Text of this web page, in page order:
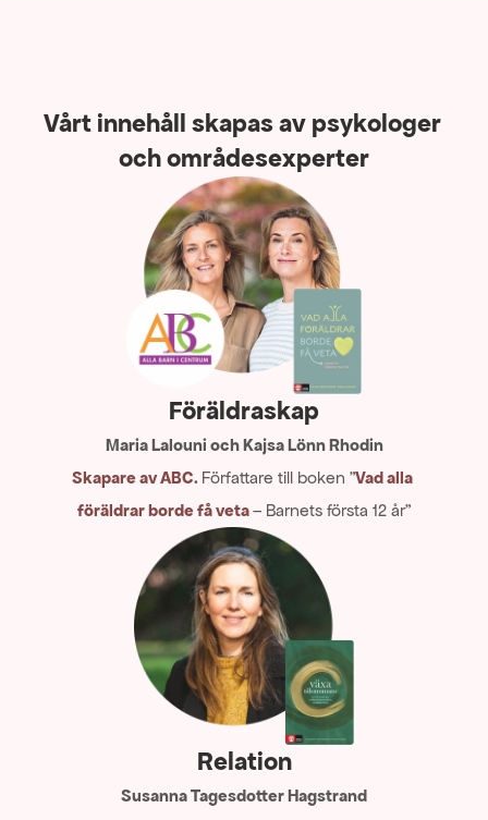
Vårt innehåll skapas av psykologer
och områdesexperter
Föräldraskap
Maria Lalouni och Kajsa Lönn Rhodin
Skapare av ABC. Författare till boken ”Vad alla
föräldrar borde få veta– Barnets första 12 år”
Relation
Susanna Tagesdotter Hagstrand